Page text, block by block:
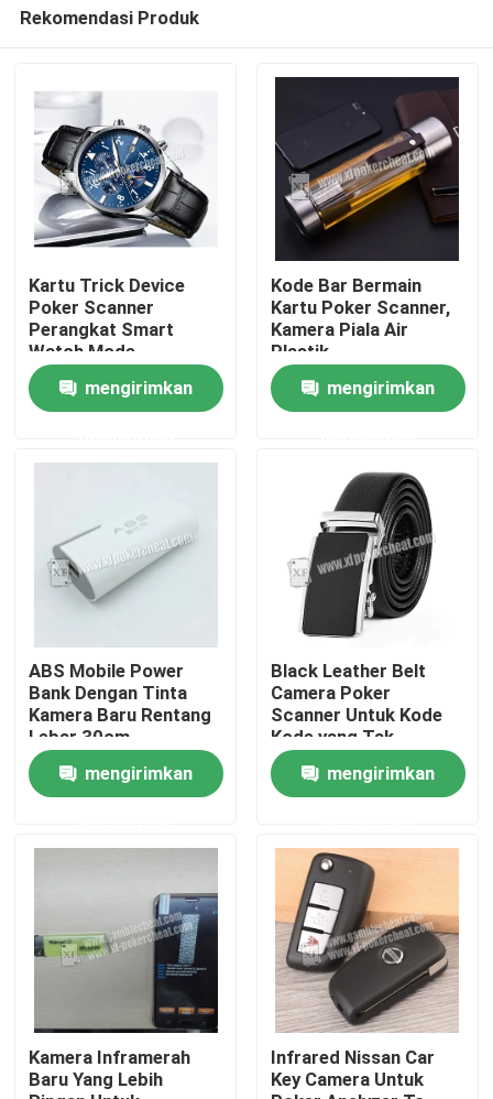
Rumah
Produk
Video
Tentang Kami
Tur Pabrik
Berita
Minta Kutipan
Kartu Bermain Tak Terlihat
Rekomendasi Produk
Kartu Trick Device
Poker Scanner
Perangkat Smart
Watch Mode
Waterproof /
Gamblingmengirimkan
Kode Bar Bermain
Kartu Poker Scanner,
Kamera Piala Air
Plastik
mengirimkan
ABS Mobile Power
Bank Dengan Tinta
Kamera Baru Rentang
Lebar 30cm
mengirimkan
Black Leather Belt
Camera Poker
Scanner Untuk Kode
Kode yang Tak
Terlihat
mengirimkan
Kamera Inframerah
Baru Yang Lebih
Infrared Nissan Car
Key Camera Untuk